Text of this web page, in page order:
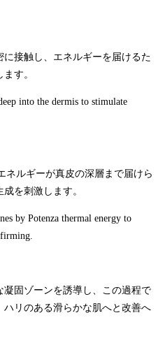
接触し、エネルギーを届けるた
す。
ネルギーが真皮の深層まで届けら
を刺激します。
固ゾーンを誘導し、この過程で
リのある滑らかな肌へと改善へ